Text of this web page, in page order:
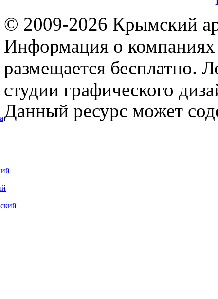
© 2009-2026 Крымский
Информация о компаниях
размещается бесплатно.
студии графического
Данный ресурс может